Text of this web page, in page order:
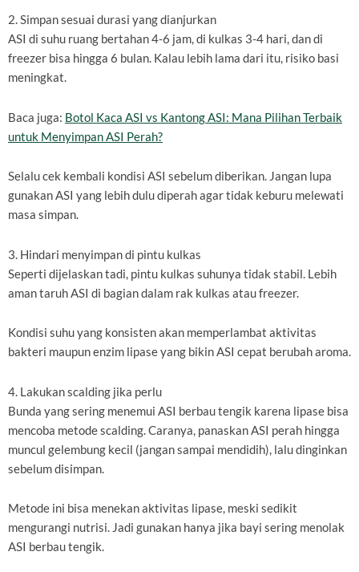
2. Simpan sesuai durasi yang dianjurkan
ASI di suhu ruang bertahan 4-6 jam, di kulkas 3-4 hari, dan di
freezer bisa hingga 6 bulan. Kalau lebih lama dari itu, risiko basi
meningkat.
Baca juga: Botol Kaca ASI vs Kantong ASI: Mana Pilihan Terbaik
untuk Menyimpan ASI Perah?
Selalu cek kembali kondisi ASI sebelum diberikan. Jangan lupa
gunakan ASI yang lebih dulu diperah agar tidak keburu melewati
masa simpan.
3. Hindari menyimpan di pintu kulkas
Seperti dijelaskan tadi, pintu kulkas suhunya tidak stabil. Lebih
aman taruh ASI di bagian dalam rak kulkas atau freezer.
Kondisi suhu yang konsisten akan memperlambat aktivitas
bakteri maupun enzim lipase yang bikin ASI cepat berubah aroma.
4. Lakukan scalding jika perlu
Bunda yang sering menemui ASI berbau tengik karena lipase bisa
mencoba metode scalding. Caranya, panaskan ASI perah hingga
muncul gelembung kecil (jangan sampai mendidih), lalu dinginkan
sebelum disimpan.
Metode ini bisa menekan aktivitas lipase, meski sedikit
mengurangi nutrisi. Jadi gunakan hanya jika bayi sering menolak
ASI berbau tengik.